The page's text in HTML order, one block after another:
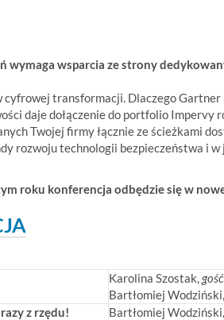
wymaga wsparcia ze strony
transformacji. Dlaczego
daje dołączenie do portfolio Impervy
Twojej firmy łącznie ze ścieżkami
rozwoju technologii bezpieczeństwa i
roku konferencja odbędzie się w
Karolina Szostak,
Bartłomiej Wodziński,
z rzędu! Bartłomiej Wodziński,